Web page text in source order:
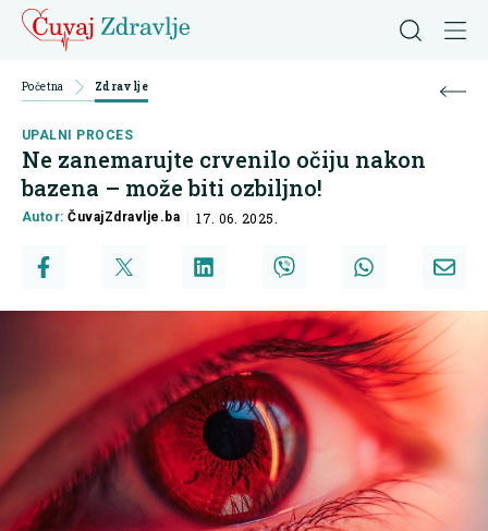
Početna Zdravlje
UPALNI PROCES
Ne zanemarujte crvenilo očiju nakon
bazena – može biti ozbiljno!
Autor:ČuvajZdravlje.ba 17. 06. 2025.